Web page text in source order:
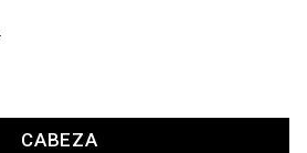
CABEZA